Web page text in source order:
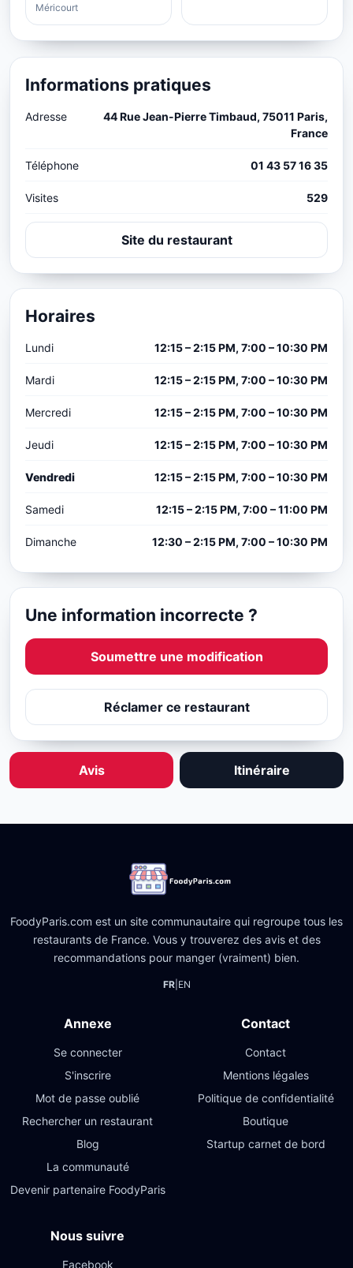
Méricourt
Informations pratiques
Adresse
44 Rue Jean-Pierre Timbaud, 75011 Paris,
France
Téléphone 01 43 57 16 35
Visites 529
Site du restaurant
Horaires
Lundi 12:15 – 2:15 PM, 7:00 – 10:30 PM
Mardi 12:15 – 2:15 PM, 7:00 – 10:30 PM
Mercredi 12:15 – 2:15 PM, 7:00 – 10:30 PM
Jeudi 12:15 – 2:15 PM, 7:00 – 10:30 PM
Vendredi 12:15 – 2:15 PM, 7:00 – 10:30 PM
Samedi 12:15 – 2:15 PM, 7:00 – 11:00 PM
Dimanche 12:30 – 2:15 PM, 7:00 – 10:30 PM
Une information incorrecte ?
Soumettre une modification
Réclamer ce restaurant
Avis Itinéraire
FoodyParis.com est un site communautaire qui regroupe tous les
restaurants de France. Vous y trouverez des avis et des
recommandations pour manger (vraiment) bien.
FR| EN
Annexe
Se connecter
S'inscrire
Mot de passe oublié
Rechercher un restaurant
Blog
La communauté
Devenir partenaire FoodyParis
Contact
Contact
Mentions légales
Politique de confidentialité
Boutique
Startup carnet de bord
Nous suivre
Facebook